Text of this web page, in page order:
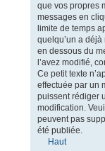
que vos propres
messages en
limite de temps
quelqu’un a
en dessous du
l’avez modifié,
Ce petit texte
effectuée par un
puissent rédiger
modification.
peuvent pas
été publiée.
Haut